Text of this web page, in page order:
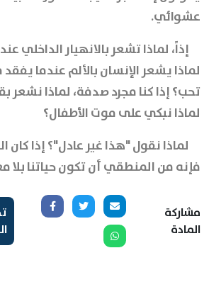
عشوائي.
إذاً، لماذا تشعر بالانهيار الداخلي
لماذا يشعر الإنسان بالألم عندما
تحب؟ إذا كنا مجرد صدفة، لماذا نشعر
لماذا نبكي على موت الأطفال؟
لماذا نقول "هذا غير عادل"؟ إذا كان
فإنه من المنطقي أن تكون حياتنا بلا
مشاركة
المادة